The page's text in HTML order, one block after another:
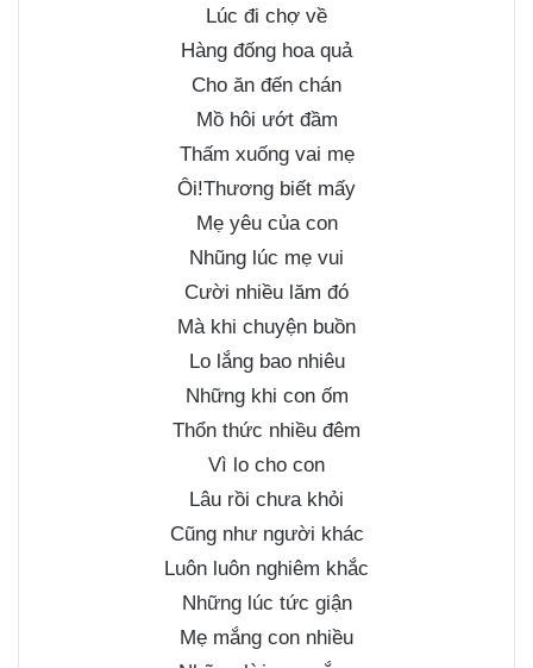
Lúc đi chợ về
Hàng đống hoa quả
Cho ăn đến chán
Mồ hôi ướt đầm
Thấm xuống vai mẹ
Ôi!Thương biết mấy
Mẹ yêu của con
Nhũng lúc mẹ vui
Cười nhiều lăm đó
Mà khi chuyện buồn
Lo lắng bao nhiêu
Những khi con ốm
Thổn thức nhiều đêm
Vì lo cho con
Lâu rồi chưa khỏi
Cũng như người khác
Luôn luôn nghiêm khắc
Những lúc tức giận
Mẹ mắng con nhiều